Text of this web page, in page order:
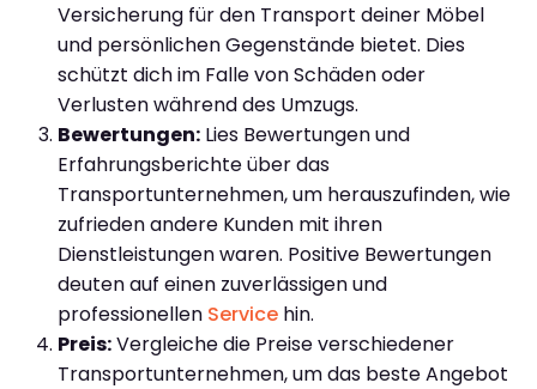
Versicherung für den Transport deiner Möbel
und persönlichen Gegenstände bietet. Dies
schützt dich im Falle von Schäden oder
Verlusten während des Umzugs.
Bewertungen: Lies Bewertungen und
Erfahrungsberichte über das
Transportunternehmen, um herauszufinden, wie
zufrieden andere Kunden mit ihren
Dienstleistungen waren. Positive Bewertungen
deuten auf einen zuverlässigen und
professionellen Service hin.
Preis:Vergleiche die Preise verschiedener
Transportunternehmen, um das beste Angebot